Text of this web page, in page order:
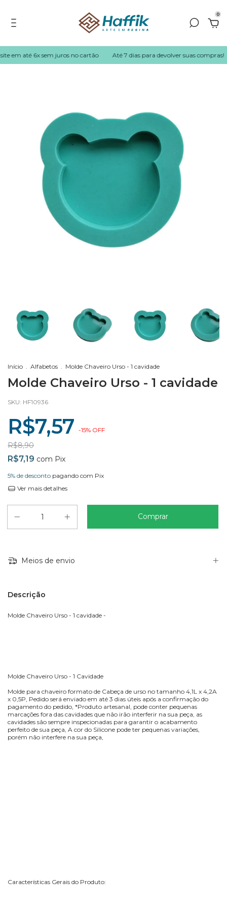
0
em até 6x sem juros no cartão Até 7 dias para devolver suas compras!
Início . Alfabetos . Molde Chaveiro Urso - 1 cavidade
Molde Chaveiro Urso - 1 cavidade
SKU: HF10936
R$7,57 -15% OFF
R$8,90
R$7,19 com Pix
5% de desconto pagando com Pix
Ver mais detalhes
Meios de envio
Descrição
Molde Chaveiro Urso - 1 cavidade -
Molde Chaveiro Urso - 1 Cavidade
Molde para chaveiro formato de Cabeça de urso no tamanho 4,1L x 4,2A
x 0,5P, Pedido será enviado em até 3 dias úteis após a confirmação do
pagamento do pedido, *Produto artesanal, pode conter pequenas
marcações fora das cavidades que não irão interferir na sua peça, as
cavidades são sempre inspecionadas para garantir o acabamento
perfeito de sua peça, A cor do Silicone pode ter pequenas variações,
porém não interfere na sua peça,
Características Gerais do Produto: